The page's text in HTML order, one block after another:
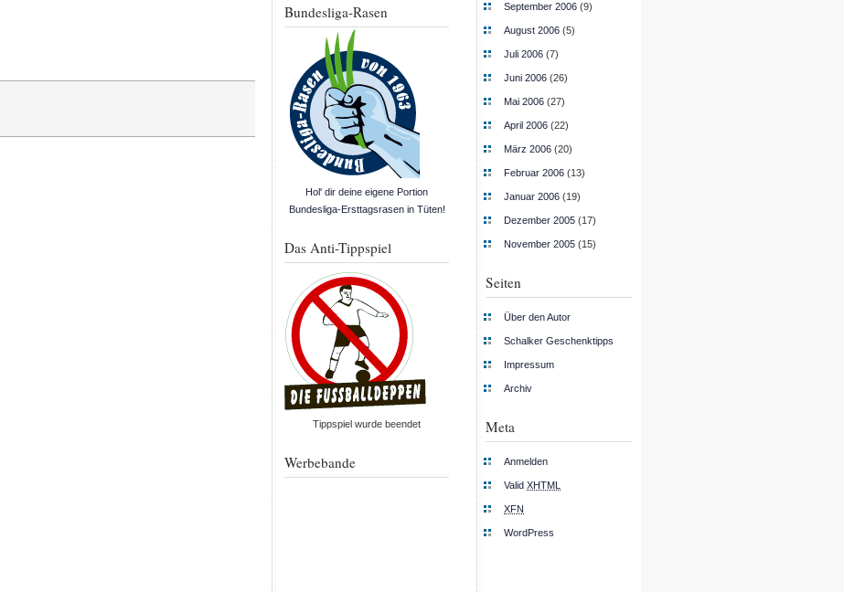
Bundesliga-Rasen
Hol' dir deine eigene Portion
Bundesliga-Ersttagsrasen in Tüten!
Das Anti-Tippspiel
Tippspiel wurde beendet
Werbebande
September 2006 (9)
August 2006 (5)
Juli 2006 (7)
Juni 2006 (26)
Mai 2006 (27)
April 2006 (22)
März 2006 (20)
Februar 2006 (13)
Januar 2006 (19)
Dezember 2005 (17)
November 2005 (15)
Seiten
Über den Autor
Schalker Geschenktipps
Impressum
Archiv
Meta
Anmelden
Valid XHTML
XFN
WordPress